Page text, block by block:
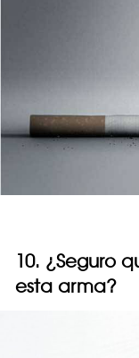
10. ¿Seguro
esta arma?